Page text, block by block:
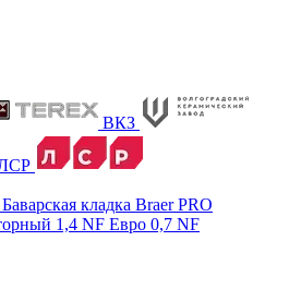
ВКЗ
Баварская кладка Braer PRO
1,4 NF Евро 0,7 NF